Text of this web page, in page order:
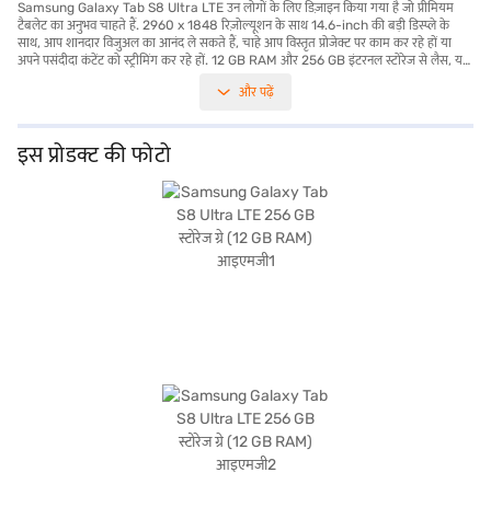
Samsung Galaxy Tab S8 Ultra LTE उन लोगों के लिए डिज़ाइन किया गया है जो प्रीमियम
टैबलेट का अनुभव चाहते हैं. 2960 x 1848 रिज़ोल्यूशन के साथ 14.6-inch की बड़ी डिस्प्ले के
साथ, आप शानदार विजुअल का आनंद ले सकते हैं, चाहे आप विस्तृत प्रोजेक्ट पर काम कर रहे हों या
अपने पसंदीदा कंटेंट को स्ट्रीमिंग कर रहे हों. 12 GB RAM और 256 GB इंटरनल स्टोरेज से लैस, यह
प्रोफाइल में अत्याधुनिकता का टच जोड़ती है. 12 MP सेकेंडरी कैमरा से साफ फोटो और वीडियो कैप्चर
जबकि वाई-फाई+ सेलुलर कनेक्टिविटी यह सुनिश्चित करती है कि आप हमेशा कनेक्ट रहें. Android
12 पर चलने वाले, आपको यूज़र-फ्रेंडली इंटरफेस और विभिन्न एप्लीकेशन का एक्सेस मिलता है. यह
टैबलेट परफॉर्मेंस और पोर्टेबिलिटी का मिश्रण प्रदान करता है, जो इसे प्रोफेशनल और क्रिएटिव के लिए
आदर्श बनाता है. खरीदारी करने के लिए बजाज फाइनेंस पर विकल्पों के बारे में जानें या पार्टनर स्टोर पर
जाएं और Easy EMIs का लाभ उठाएं.
और पढ़ें
इस प्रोडक्ट की फोटो